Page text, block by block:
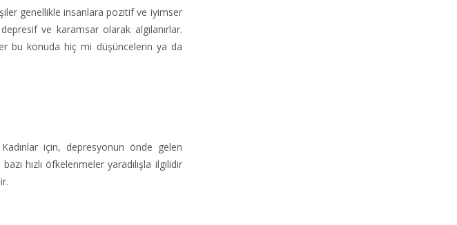
genellikle insanlara pozitif ve iyimser
ve karamsar olarak algılanırlar.
bu konuda hiç mi düşüncelerin ya da
için, depresyonun önde gelen
hızlı öfkelenmeler yaradılışla ilgilidir